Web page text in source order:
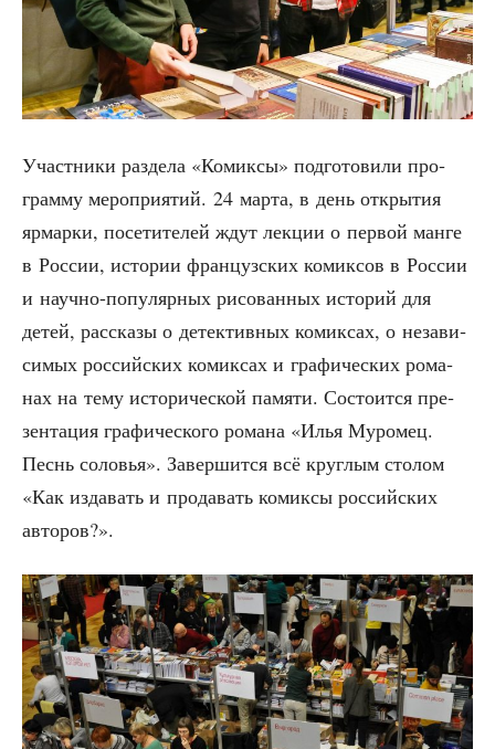
Участ­ни­ки раз­де­ла «Комик­сы» под­го­то­ви­ли про­
грам­му меро­при­я­тий. 24 мар­та, в день откры­тия
ярмар­ки, посе­ти­те­лей ждут лек­ции о пер­вой ман­ге
в Рос­сии, исто­рии фран­цуз­ских комик­сов в Рос­сии
и науч­но-попу­ляр­ных рисо­ван­ных исто­рий для
детей, рас­ска­зы о детек­тив­ных комик­сах, о неза­ви­
си­мых рос­сий­ских комик­сах и гра­фи­че­ских рома­
нах на тему исто­ри­че­ской памя­ти. Состо­ит­ся пре­
зен­та­ция гра­фи­че­ско­го рома­на «Илья Муро­мец.
Песнь соло­вья». Завер­шит­ся всё круг­лым сто­лом
«Как изда­вать и про­да­вать комик­сы рос­сий­ских
авторов?».